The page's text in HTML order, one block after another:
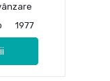
1977